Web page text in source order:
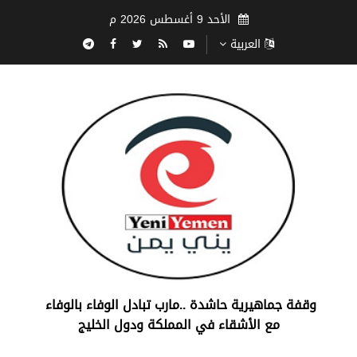
الأحد 9 أغسطس 2026 م
العربية
‏وقفة جماهيرية حاشدة ..مارب ‏تبادل الوفاء بالوفاء ‏
مع الأشقاء في المملكة ودول الخليج